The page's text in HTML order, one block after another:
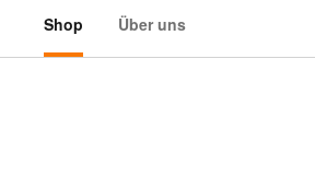
Shop
Über uns